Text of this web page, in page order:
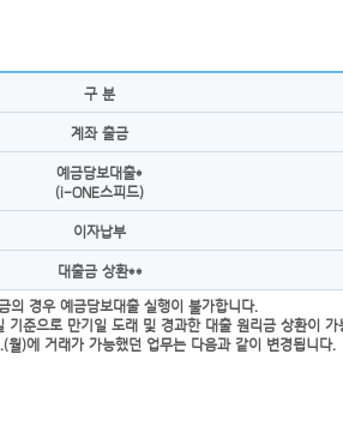
구 분
계좌 출금
예금담보대출*
(i-ONE스피드)
이자납부
대출금 상환**
의 경우 예금담보대출 실행이 불가합니다.
기준으로 만기일 도래 및 경과한 대출 원리금상환이 가
)에 거래가 가능했던 업무는 다음과 같이 변경됩니다.